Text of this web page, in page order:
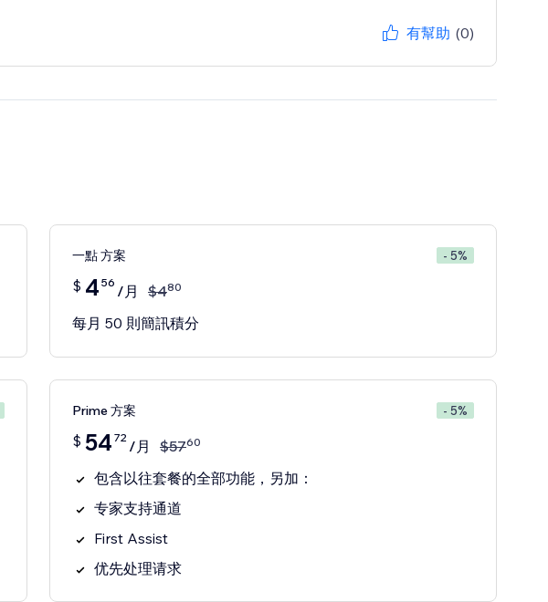
有幫助 (0)
一點 方案 - 5%
$ 4 56 /月 $480
每月 50 則簡訊積分
Prime 方案 - 5%
$ 54 72 /月 $5760
包含以往套餐的全部功能，另加：
专家支持通道
First Assist
优先处理请求